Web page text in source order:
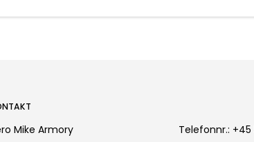
Mike Armory
Telefonnr.: +45